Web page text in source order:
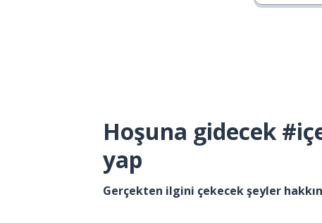
Hoşuna gidecek
yap
Gerçekten ilgini çekecek şeyler